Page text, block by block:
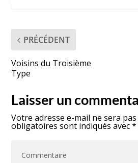
PRÉCÉDENT
Voisins du Troisième
Type
Laisser un
Votre adresse e-mail ne sera
obligatoires sont indiqués avec*